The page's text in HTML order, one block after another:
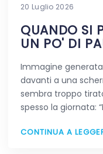
20 Luglio 2026
QUANDO SI
UN PO' DI
Immagine
davanti a una
sembra troppo
spesso la giornata:
CONTINUA A